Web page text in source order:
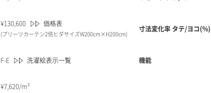
¥130,600 価格表
(プリーツカーテン2倍ヒダサイズW200cm×H200cm)
寸法変化率 タテ/ヨコ(%)
F-E 洗濯絵表示一覧 機能
¥7,620/m²